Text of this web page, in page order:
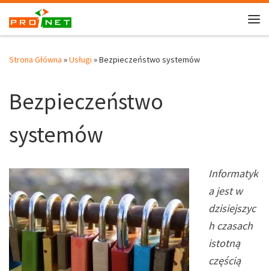
Strona Główna »Usługi »Bezpieczeństwo systemów
Bezpieczeństwo
systemów
Informatyk
a jest w
dzisiejszyc
h czasach
istotną
częścią